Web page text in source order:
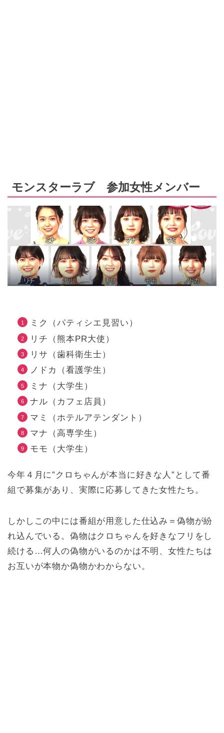
モンスターラブ 参加女性メンバー
ミク（パティシエ見習い）
リチ（熊本PR大使）
リサ（歯科衛生士）
ノドカ（看護学生）
ミナ（大学生）
ナル（カフェ店員）
マミ（ホテルアテンダント）
マナ（高専学生）
モモ（大学生）
今年４月に”クロちゃんが本当に好きな人”として番
組で募集があり、実際に応募してきた女性たち。
しかしこの中には番組が用意した仕込み＝偽物が紛
れ込んでいる。偽物はクロちゃんを好きなフリをし
続ける…何人の偽物がいるのかは不明、女性たちは
お互いが本物か偽物かわからない。